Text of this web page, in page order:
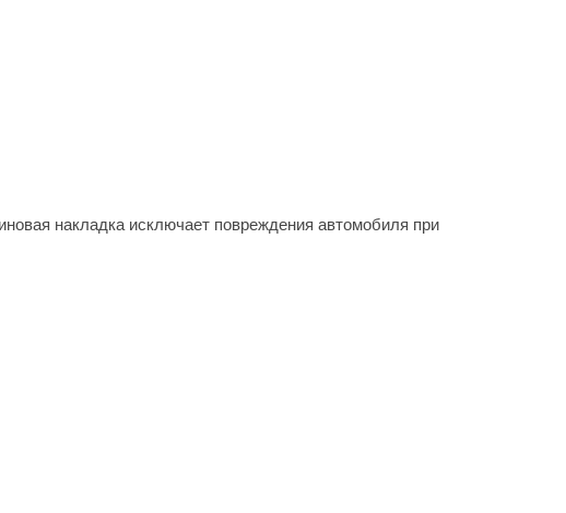
накладка исключает повреждения автомобиля при